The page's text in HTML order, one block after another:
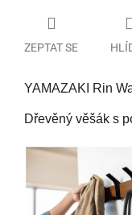
ZEPTAT SE
YAMAZAKI Rin
Dřevěný věšák s